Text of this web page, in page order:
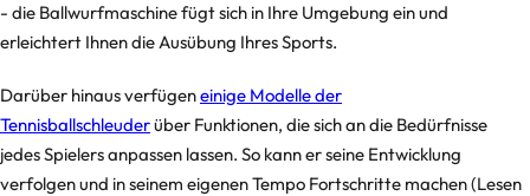
kt
e
- die Ballwurfmaschine fügt sich in Ihre Umgebung ein und
erleichtert Ihnen die Ausübung Ihres Sports.
Darüber hinaus verfügeneinige Modelle der
Tennisballschleuderüber Funktionen, die sich an die Bedürfnisse
jedes Spielers anpassen lassen. So kann er seine Entwicklung
verfolgen und in seinem eigenen Tempo Fortschritte machen (Lesen